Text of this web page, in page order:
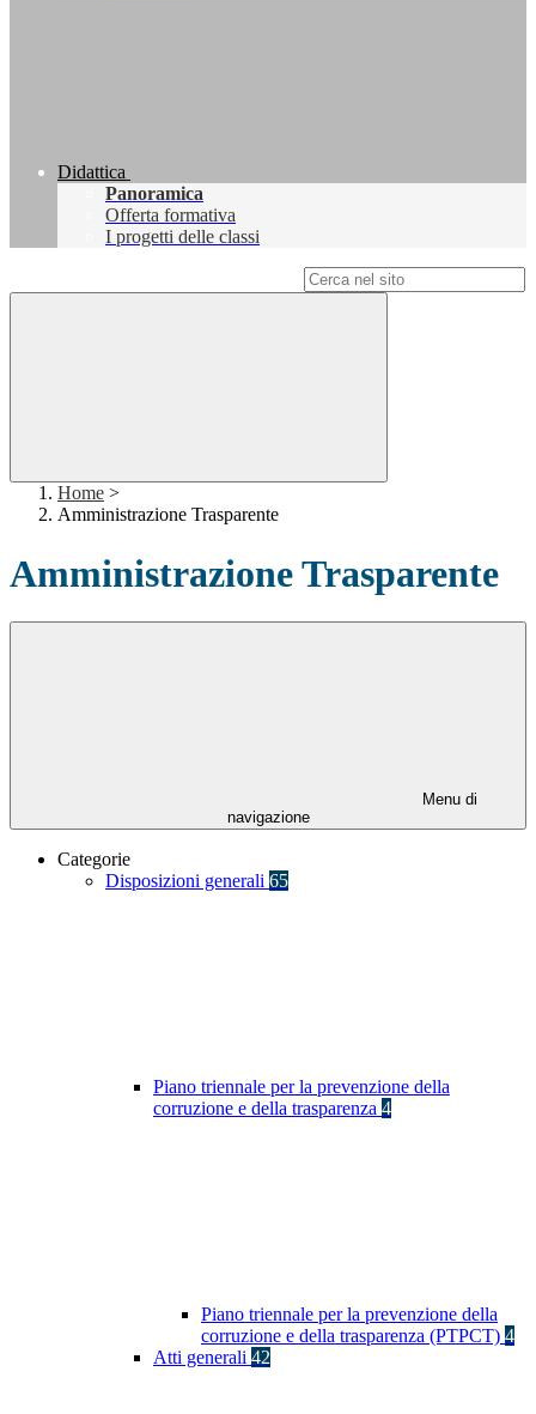
Didattica
Panoramica
Offerta formativa
I progetti delle classi
Home >
Amministrazione Trasparente
Amministrazione Trasparente
Menu di
navigazione
Categorie
Disposizioni generali 65
Piano triennale per la prevenzione della
corruzione e della trasparenza 4
Piano triennale per la prevenzione della
corruzione e della trasparenza (PTPCT) 4
Atti generali 42